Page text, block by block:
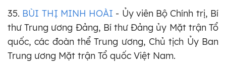
35. BÙI THỊ MINH HOÀI - Ủy viên Bộ Chính trị, Bí
thư Trung ương Đảng, Bí thư Đảng ủy Mặt trận Tổ
quốc, các đoàn thể Trung ương, Chủ tịch Ủy Ban
Trung ương Mặt trận Tổ quốc Việt Nam.